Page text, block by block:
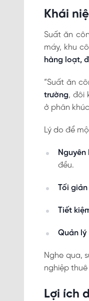
Khái
Suất ăn
máy, khu
hàng loạt,
“Suất ăn
trường, đôi
ở phân
Lý do để
Nguyên
đều.
Tối giản
Tiết
Quản lý
Nghe qua,
nghiệp
Lợi ích